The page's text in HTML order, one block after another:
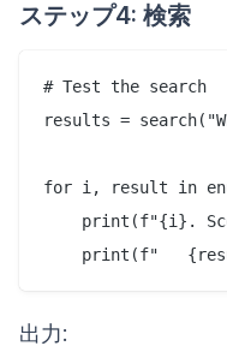
ステップ4: 検索
# Test the search
results =
for i, result in
print(f"{i}.
出力: